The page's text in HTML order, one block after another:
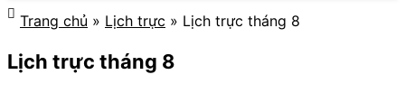
Trang chủ » Lịch trực » Lịch trực tháng 8
Lịch trực tháng 8